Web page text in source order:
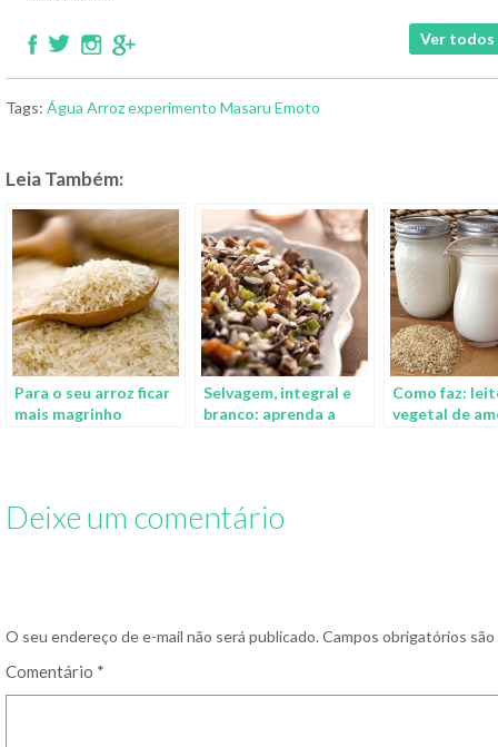
Ver todos
Tags: Água Arrozexperimento Masaru Emoto
Leia Também:
Para o seu arroz ficar
mais magrinho
Selvagem, integral e
branco: aprenda a
Como faz:
vegetal de
Deixe um comentário
O seu endereço de e-mail não será publicado. Campos obrigatórios
Comentário *